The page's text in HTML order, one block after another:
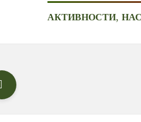
АКТИВНОСТИ,